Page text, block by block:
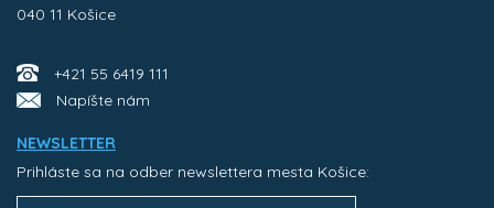
040 11 Košice
+421 55 6419 111
Napíšte nám
NEWSLETTER
Prihláste sa na odber newslettera mesta Košice: